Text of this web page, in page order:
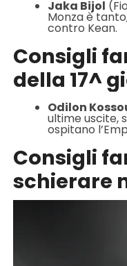
Jaka Bijol
Monza è
contro Kean.
Consigli
della 17^
Odilon
ultime uscite,
ospitano
Consigli
schierare